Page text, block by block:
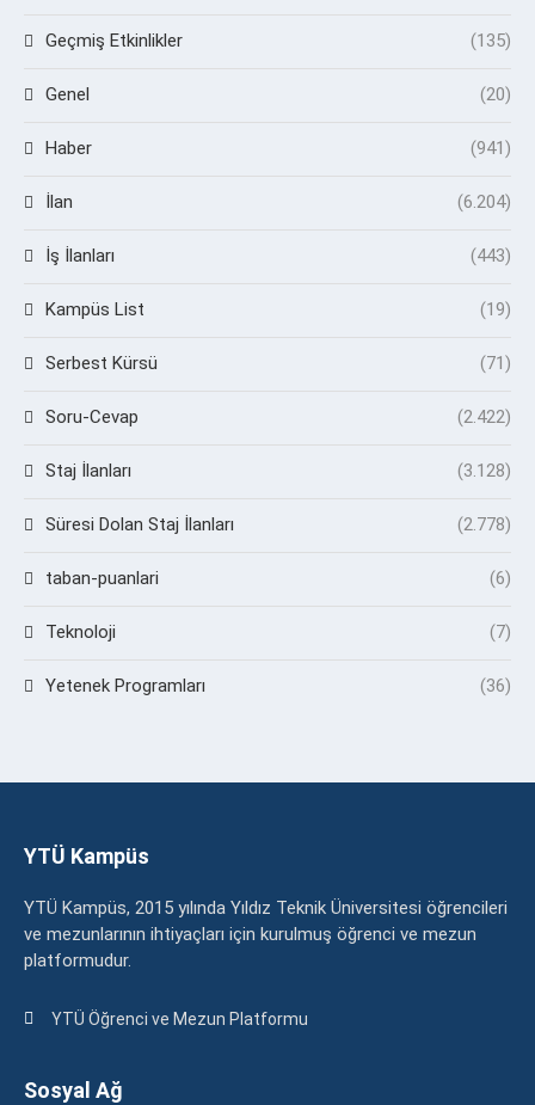
Geçmiş Etkinlikler (135)
Genel (20)
Haber (941)
İlan (6.204)
İş İlanları (443)
Kampüs List (19)
Serbest Kürsü (71)
Soru-Cevap (2.422)
Staj İlanları (3.128)
Süresi Dolan Staj İlanları (2.778)
taban-puanlari (6)
Teknoloji (7)
Yetenek Programları (36)
YTÜ Kampüs
YTÜ Kampüs, 2015 yılında Yıldız Teknik Üniversitesi öğrencileri
ve mezunlarının ihtiyaçları için kurulmuş öğrenci ve mezun
platformudur.
YTÜ Öğrenci ve Mezun Platformu
Sosyal Ağ